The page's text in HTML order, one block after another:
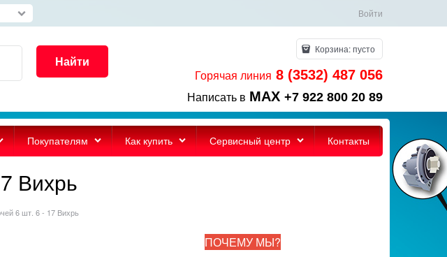
Войти
Найти
Корзина:пусто
Горячая линия 8 (3532) 487 056
Написать в MAX +7 922 800 20 89
Покупателям Как купить Сервисный центр Контакты
Вихрь
6 шт. 6 - 17 Вихрь
ПОЧЕМУ МЫ?